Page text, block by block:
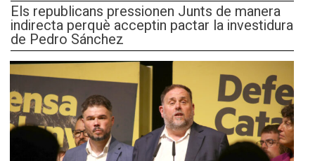
Els republicans pressionen Junts de manera
indirecta perquè acceptin pactar la investidura
de Pedro Sánchez